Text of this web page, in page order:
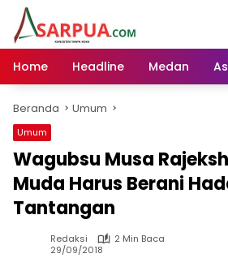
Langsung
konten
Home
Headline Medan
Beranda Umum
Umum
Wagubsu Musa
Muda Harus Berani
Tantangan
Redaksi
2 Min Baca
29/09/2018